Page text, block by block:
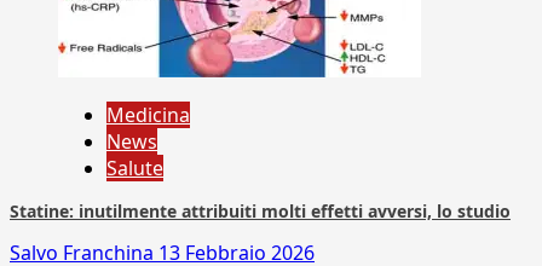
Medicina
News
Salute
Statine: inutilmente attribuiti molti effetti avversi, lo studio
Salvo Franchina 13 Febbraio 2026